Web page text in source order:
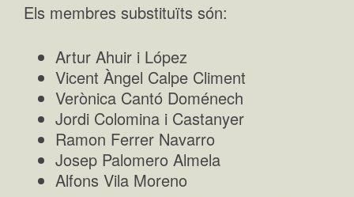
Els membres substituïts són:
Artur Ahuir i López
Vicent Àngel Calpe Climent
Verònica Cantó Doménech
Jordi Colomina i Castanyer
Ramon Ferrer Navarro
Josep Palomero Almela
Alfons Vila Moreno